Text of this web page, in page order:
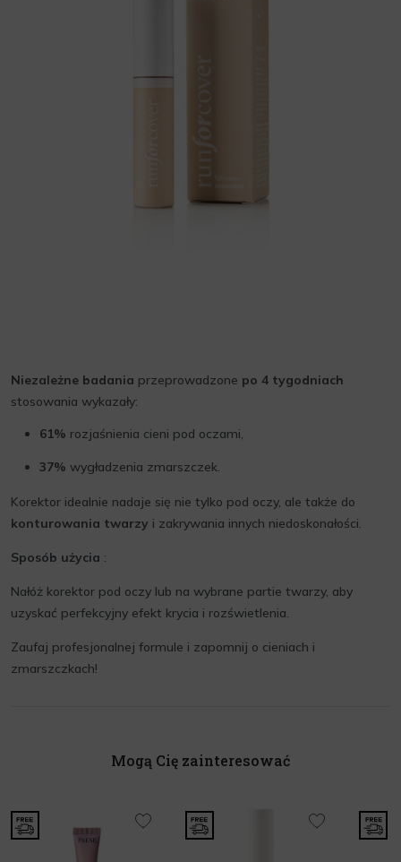
Niezależne badania przeprowadzone po 4 tygodniach
stosowania wykazały:
61% rozjaśnienia cieni pod oczami,
37% wygładzenia zmarszczek.
Korektor idealnie nadaje się nie tylko pod oczy, ale także do
konturowania twarzy i zakrywania innych niedoskonałości.
Sposób użycia :
Nałóż korektor pod oczy lub na wybrane partie twarzy, aby
uzyskać perfekcyjny efekt krycia i rozświetlenia.
Zaufaj profesjonalnej formule i zapomnij o cieniach i
zmarszczkach!
Mogą Cię zainteresować